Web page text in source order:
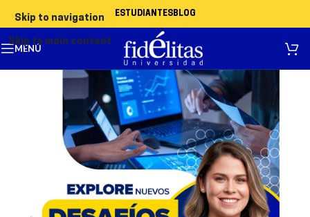
Skip to navigation
Skip to main content
ESTUDIANTESBLOG
MENÚ